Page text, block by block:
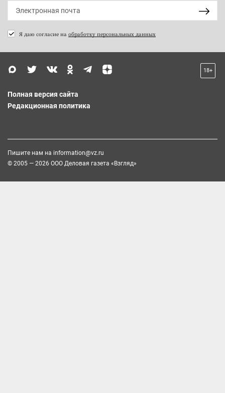
Я даю согласие на обработку персональных данных
18+
Полная версия сайта
Редакционная политика
Пишите нам на information@vz.ru
© 2005 — 2026 ООО Деловая газета «Взгляд»